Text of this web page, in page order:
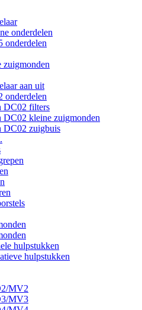
onderdelen
onderdelen
zuigmonden
aan uit
onderdelen
DC02 filters
DC02 kleine zuigmonden
DC02 zuigbuis
hulpstukken
hulpstukken
MV2
MV3